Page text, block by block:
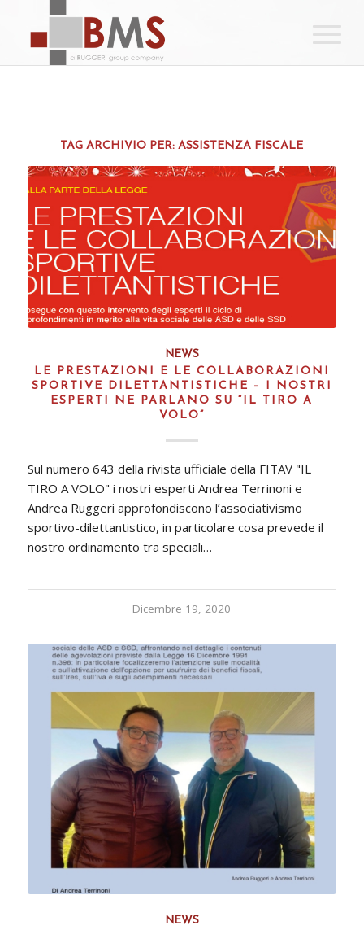
TAG ARCHIVIO PER:ASSISTENZA FISCALE
NEWS
LE PRESTAZIONI E LE COLLABORAZIONI
SPORTIVE DILETTANTISTICHE – I NOSTRI
ESPERTI NE PARLANO SU “IL TIRO A
VOLO”
Sul numero 643 della rivista ufficiale della FITAV "IL
TIRO A VOLO" i nostri esperti Andrea Terrinoni e
Andrea Ruggeri approfondiscono l’associativismo
sportivo-dilettantistico, in particolare cosa prevede il
nostro ordinamento tra speciali…
Dicembre 19, 2020
NEWS